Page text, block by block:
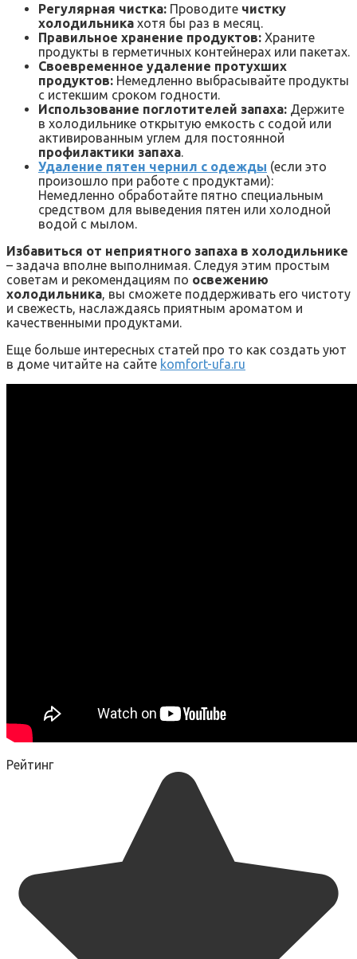
Регулярная чистка: Проводите чистку
холодильника хотя бы раз в месяц.
Правильное хранение продуктов: Храните
продукты в герметичных контейнерах или пакетах.
Своевременное удаление протухших
продуктов: Немедленно выбрасывайте продукты
с истекшим сроком годности.
Использование поглотителей запаха: Держите
в холодильнике открытую емкость с содой или
активированным углем для постоянной
профилактики запаха.
Удаление пятен чернил с одежды (если это
произошло при работе с продуктами):
Немедленно обработайте пятно специальным
средством для выведения пятен или холодной
водой с мылом.
Избавиться от неприятного запаха в холодильнике
– задача вполне выполнимая. Следуя этим простым
советам и рекомендациям по освежению
холодильника, вы сможете поддерживать его чистоту
и свежесть, наслаждаясь приятным ароматом и
качественными продуктами.
Еще больше интересных статей про то как создать уют
в доме читайте на сайте komfort-ufa.ru
Рейтинг